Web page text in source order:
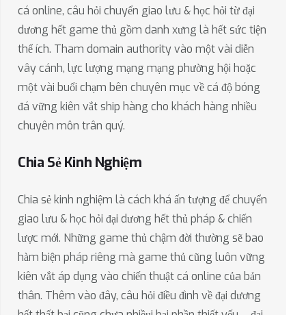
cá online, câu hỏi chuyển giao lưu & học hỏi từ đại
dương hết game thủ gồm danh xưng là hết sức tiện
thể ích. Tham domain authority vào một vài diễn
vây cánh, lực lượng mạng mạng phường hội hoặc
một vài buổi chạm bên chuyên mục về cá độ bóng
đá vững kiên vắt ship hàng cho khách hàng nhiều
chuyên môn trân quý.
Chia Sẻ Kinh Nghiệm
Chia sẻ kinh nghiệm là cách khá ấn tượng để chuyển
giao lưu & học hỏi đại dương hết thủ pháp & chiến
lược mới. Những game thủ chậm đời thường sẽ bao
hàm biện pháp riêng mà game thủ cũng luôn vững
kiên vắt áp dụng vào chiến thuật cá online của bản
thân. Thêm vào đây, câu hỏi điều đình về đại dương